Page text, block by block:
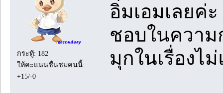
กระทู้: 182
ให้คะแนนชื่นชมคนนี้:
+15/-0
อิ่มเอมเลยค่ะ
ชอบในควา
มุกในเรื่องไ